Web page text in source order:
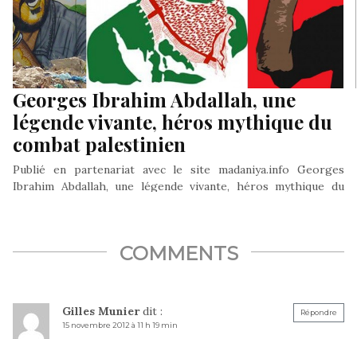
Georges Ibrahim Abdallah, une
légende vivante, héros mythique du
combat palestinien
Publié en partenariat avec le site madaniya.info Georges
Ibrahim Abdallah, une légende vivante, héros mythique du
COMMENTS
Gilles Munier dit :
15 novembre 2012 à 11 h 19 min
Répondre